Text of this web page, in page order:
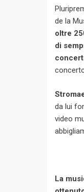
de la
oltre
di
da lui
video
La